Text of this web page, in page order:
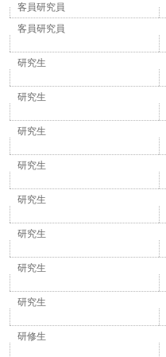
客員研究員
客員研究員
研究生
研究生
研究生
研究生
研究生
研究生
研究生
研究生
研修生